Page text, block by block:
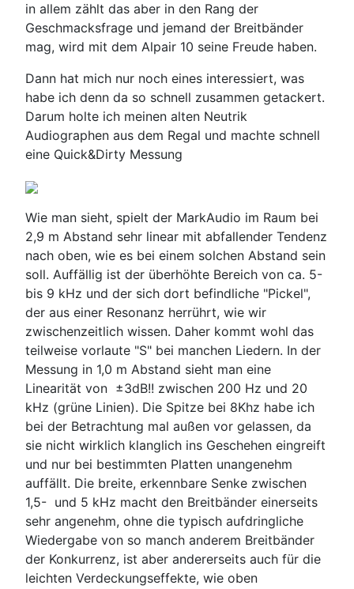
in allem zählt das aber in den Rang der
Geschmacksfrage und jemand der Breitbänder
mag, wird mit dem Alpair 10 seine Freude haben.
Dann hat mich nur noch eines interessiert, was
habe ich denn da so schnell zusammen getackert.
Darum holte ich meinen alten Neutrik
Audiographen aus dem Regal und machte schnell
eine Quick&Dirty Messung
Wie man sieht, spielt der MarkAudio im Raum bei
2,9 m Abstand sehr linear mit abfallender Tendenz
nach oben, wie es bei einem solchen Abstand sein
soll. Auffällig ist der überhöhte Bereich von ca. 5-
bis 9 kHz und der sich dort befindliche "Pickel",
der aus einer Resonanz herrührt, wie wir
zwischenzeitlich wissen. Daher kommt wohl das
teilweise vorlaute "S" bei manchen Liedern. In der
Messung in 1,0 m Abstand sieht man eine
Linearität von ±3dB!! zwischen 200 Hz und 20
kHz (grüne Linien). Die Spitze bei 8Khz habe ich
bei der Betrachtung mal außen vor gelassen, da
sie nicht wirklich klanglich ins Geschehen eingreift
und nur bei bestimmten Platten unangenehm
auffällt. Die breite, erkennbare Senke zwischen
1,5- und 5 kHz macht den Breitbänder einerseits
sehr angenehm, ohne die typisch aufdringliche
Wiedergabe von so manch anderem Breitbänder
der Konkurrenz, ist aber andererseits auch für die
leichten Verdeckungseffekte, wie oben